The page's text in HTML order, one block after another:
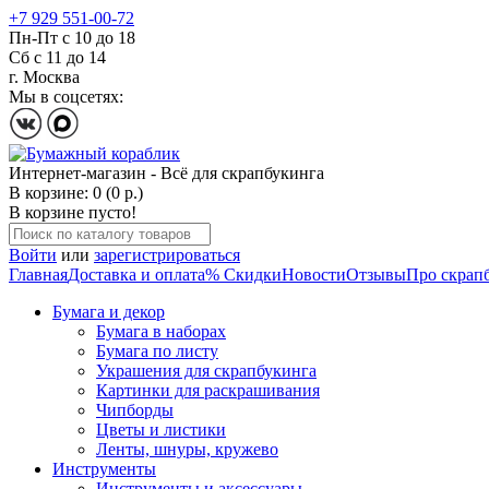
+7 929 551-00-72
Пн-Пт с 10 до 18
Сб с 11 до 14
г. Москва
Мы в соцсетях:
Интернет-магазин - Всё для скрапбукинга
В корзине: 0 (0 р.)
В корзине пусто!
Войти или зарегистрироваться
ГлавнаяДоставка и оплата% СкидкиНовостиОтзывыПро
Бумага и декор
Бумага в наборах
Бумага по листу
Украшения для скрапбукинга
Картинки для раскрашивания
Чипборды
Цветы и листики
Ленты, шнуры, кружево
Инструменты